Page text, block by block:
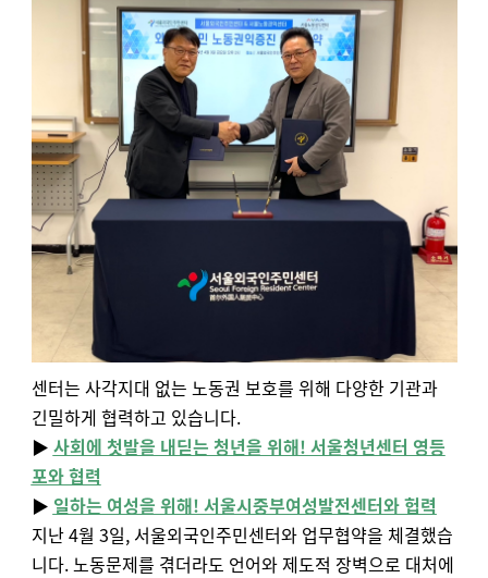
센터는 사각지대 없는 노동권 보호를 위해 다양한 기관과
긴밀하게 협력하고 있습니다.
▶️ 사회에 첫발을 내딛는 청년을 위해! 서울청년센터 영등
포와 협력
▶️ 일하는 여성을 위해! 서울시중부여성발전센터와 헙력
지난 4월 3일, 서울외국인주민센터와 업무협약을 체결했습
니다. 노동문제를 겪더라도 언어와 제도적 장벽으로 대처에